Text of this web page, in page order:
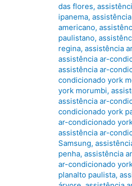
das flores,
ipanema,
americano,
paulistano,
regina, assistência
assistência ar-
assistência ar-
condicionado york
york morumbi,
assistência ar-
condicionado york
ar-condicionado
assistência ar-
Samsung,
penha, assistência
ar-condicionado
planalto paulista,